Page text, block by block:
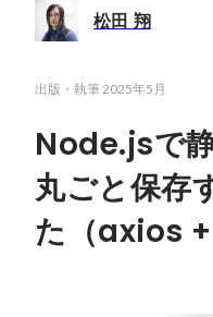
松田 翔
出版・執筆 2025年5月
Node.jsで
丸ごと保存
た（axios